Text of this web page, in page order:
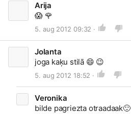
Arija
😱 🌹
5. aug 2012 09:32 ·
Jolanta
joga kaķu stilā 😄 😉
5. aug 2012 18:52 ·
Veronika
bilde pagriezta otraadaak🙂